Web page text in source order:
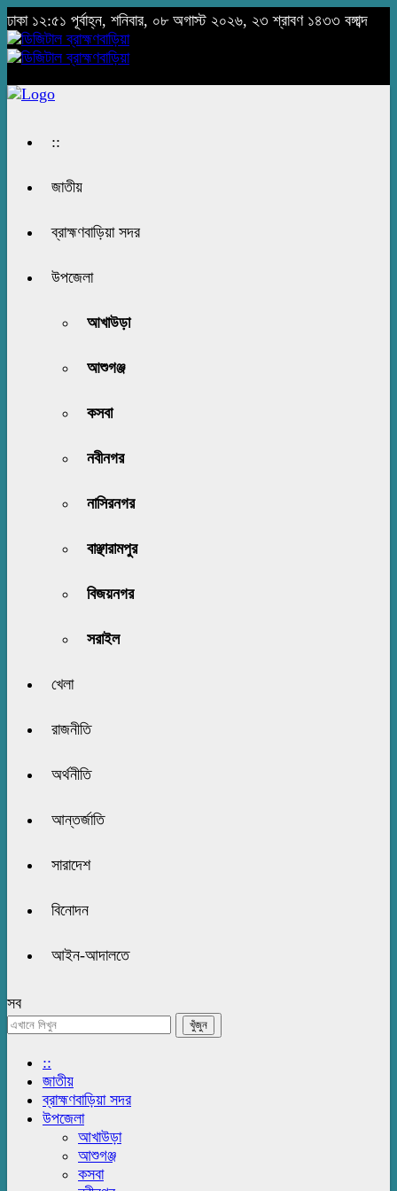
ঢাকা ১২:৫১ পূর্বাহ্ন, শনিবার, ০৮ অগাস্ট ২০২৬, ২৩ শ্রাবণ ১৪৩৩ বঙ্গাব্দ
::
জাতীয়
ব্রাহ্মণবাড়িয়া সদর
উপজেলা
আখাউড়া
আশুগঞ্জ
কসবা
নবীনগর
নাসিরনগর
বাঞ্ছারামপুর
বিজয়নগর
সরাইল
খেলা
রাজনীতি
অর্থনীতি
আন্তর্জাতি
সারাদেশ
বিনোদন
আইন-আদালতে
সব
::
জাতীয়
ব্রাহ্মণবাড়িয়া সদর
উপজেলা
আখাউড়া
আশুগঞ্জ
কসবা